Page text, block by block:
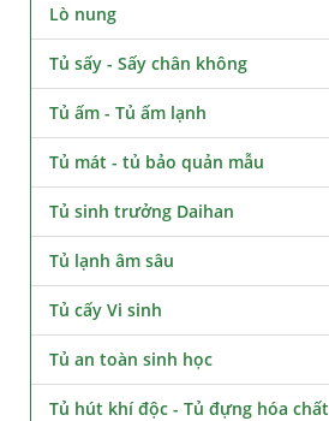
Lò nung
Tủ sấy - Sấy chân không
Tủ ấm - Tủ ấm lạnh
Tủ mát - tủ bảo quản mẫu
Tủ sinh trưởng Daihan
Tủ lạnh âm sâu
Tủ cấy Vi sinh
Tủ an toàn sinh học
Tủ hút khí độc - Tủ đựng hóa chất